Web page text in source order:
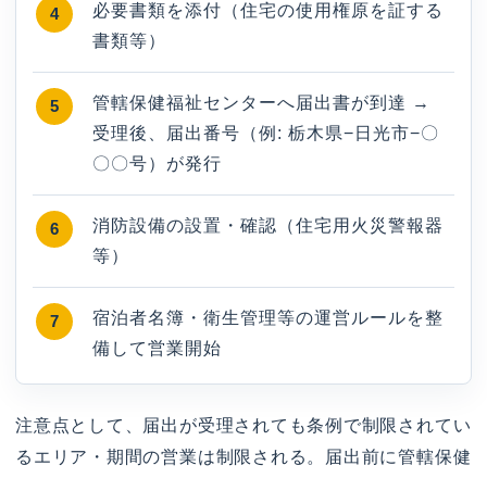
必要書類を添付（住宅の使用権原を証する
書類等）
管轄保健福祉センターへ届出書が到達 →
受理後、届出番号（例: 栃木県−日光市−〇
〇〇号）が発行
消防設備の設置・確認（住宅用火災警報器
等）
宿泊者名簿・衛生管理等の運営ルールを整
備して営業開始
注意点として、届出が受理されても条例で制限されてい
るエリア・期間の営業は制限される。届出前に管轄保健